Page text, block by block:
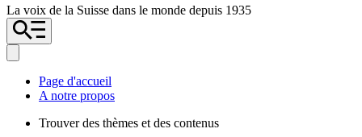
La voix de la Suisse dans le monde depuis 1935
Page d'accueil
A notre propos
Trouver des thèmes et des contenus